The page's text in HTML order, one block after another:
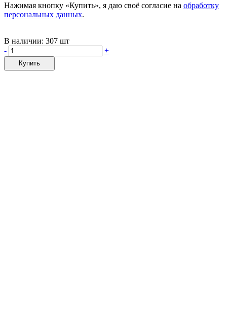
Нажимая кнопку «Купить», я даю своё согласие на обработку
персональных данных.
В наличии: 307 шт
-
+
Купить